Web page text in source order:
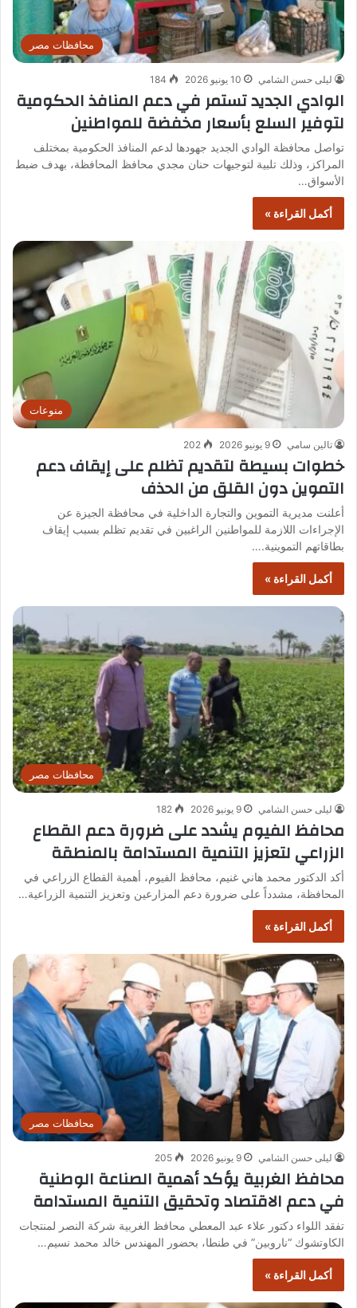
محافظات مصر
ليلى حسن الشامي 10 يونيو 2026 184
الوادي الجديد تستمر في دعم المنافذ الحكومية
لتوفير السلع بأسعار مخفضة للمواطنين
تواصل محافظة الوادي الجديد جهودها لدعم المنافذ الحكومية بمختلف
المراكز، وذلك تلبية لتوجيهات حنان مجدي محافظ المحافظة، بهدف ضبط
الأسواق…
أكمل القراءة »
منوعات
تالين سامي 9 يونيو 2026 202
خطوات بسيطة لتقديم تظلم على إيقاف دعم
التموين دون القلق من الحذف
أعلنت مديرية التموين والتجارة الداخلية في محافظة الجيزة عن
الإجراءات اللازمة للمواطنين الراغبين في تقديم تظلم بسبب إيقاف
بطاقاتهم التموينية.…
أكمل القراءة »
محافظات مصر
ليلى حسن الشامي 9 يونيو 2026 182
محافظ الفيوم يشدد على ضرورة دعم القطاع
الزراعي لتعزيز التنمية المستدامة بالمنطقة
أكد الدكتور محمد هاني غنيم، محافظ الفيوم، أهمية القطاع الزراعي في
المحافظة، مشدداً على ضرورة دعم المزارعين وتعزيز التنمية الزراعية…
أكمل القراءة »
محافظات مصر
ليلى حسن الشامي 9 يونيو 2026 205
محافظ الغربية يؤكد أهمية الصناعة الوطنية
في دعم الاقتصاد وتحقيق التنمية المستدامة
تفقد اللواء دكتور علاء عبد المعطي محافظ الغربية شركة النصر لمنتجات
الكاوتشوك “ناروبين” في طنطا، بحضور المهندس خالد محمد نسيم…
أكمل القراءة »